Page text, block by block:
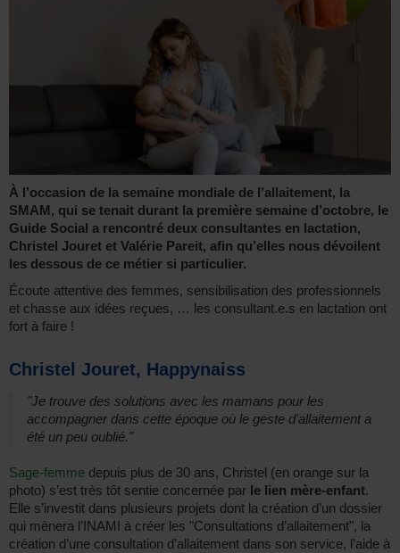
À l’occasion de la semaine mondiale de l’allaitement, la
SMAM, qui se tenait durant la première semaine d’octobre, le
Guide Social a rencontré deux consultantes en lactation,
Christel Jouret et Valérie Pareit, afin qu’elles nous dévoilent
les dessous de ce métier si particulier.
Écoute attentive des femmes, sensibilisation des professionnels
et chasse aux idées reçues, … les consultant.e.s en lactation ont
fort à faire !
Christel Jouret, Happynaiss
"Je trouve des solutions avec les mamans pour les
accompagner dans cette époque où le geste d’allaitement a
été un peu oublié."
Sage-femme depuis plus de 30 ans, Christel (en orange sur la
photo) s’est très tôt sentie concernée par le lien mère-enfant.
Elle s’investit dans plusieurs projets dont la création d’un dossier
qui mènera l’INAMI à créer les "Consultations d’allaitement", la
création d’une consultation d’allaitement dans son service, l’aide à